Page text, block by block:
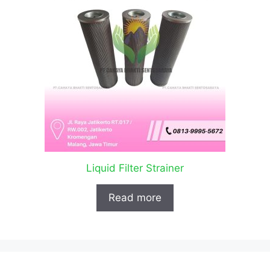
Liquid Filter Strainer
Read more